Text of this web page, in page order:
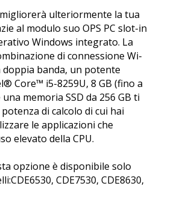
migliorerà ulteriormente la tua
al modulo suo OPS PC slot-in
Windows integrato. La
di connessione Wi-
doppia banda, un potente
Core™ i5-8259U, 8 GB (fino a
una memoria SSD da 256 GB ti
di calcolo di cui hai
le applicazioni che
elevato della CPU.
opzione è disponibile solo
CDE7530, CDE8630,